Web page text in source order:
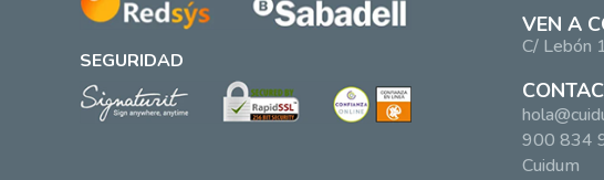
SEGURIDAD
VEN A
C/ Lebón
900 834
Cuidum